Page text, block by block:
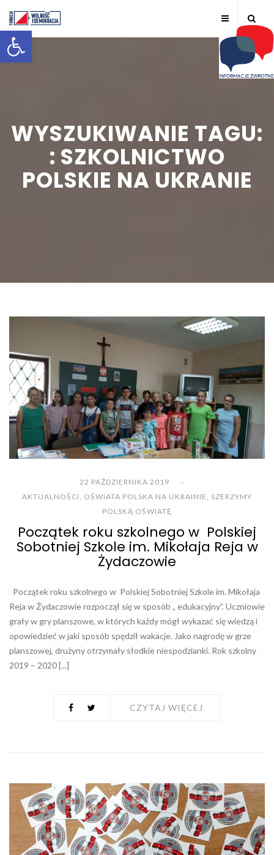
Otwórz pasek narzędzi
WYSZUKIWANIE TAGU:
: SZKOLNICTWO
POLSKIE NA UKRANIE
22 PAŹDZIERNIKA 2019
AKTUALNOŚCI, OŚWIATA POLSKA NA UKRAINIE, SZERZYMY
POLSKĄ OŚWIATĘ
Początek roku szkolnego w Polskiej
Sobotniej Szkole im. Mikołaja Reja w
Żydaczowie
Początek roku szkolnego w Polskiej Sobotniej Szkole im. Mikołaja
Reja w Żydaczowie rozpoczął się w sposób „ edukacyjny”. Uczniowie
grały w gry planszowe, w których każdy mógł wykazać się wiedzą i
opowiedzieć w jaki sposób spędził wakacje. Jako nagrodę w grze
planszowej, drużyny otrzymały słodkie niespodzianki. Rok szkolny
2019 – 2020 [...]
CZYTAJ WIĘCEJ